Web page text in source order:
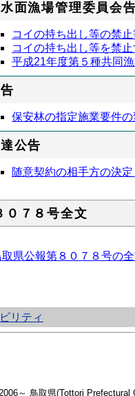
面漁場管理委員会
コイの持ち出し等の禁止
コイの持ち出し等を禁止
平成21年度第５種共同
保安林の指定施業要件
公告
随意契約の相手方の決定
０７８号全文
取県公報第８０７８号の
リティ
～ 鳥取県(Tottori